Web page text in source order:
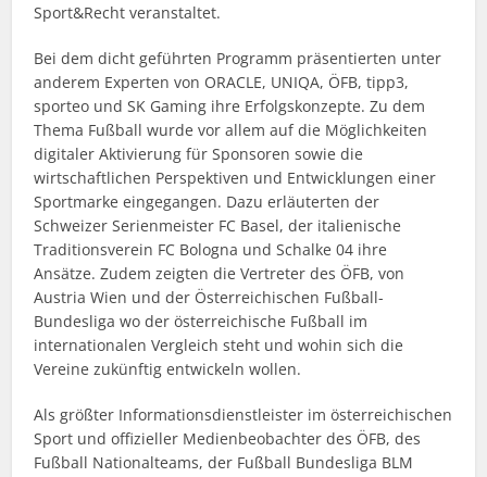
Sport&Recht veranstaltet.
Bei dem dicht geführten Programm präsentierten unter
anderem Experten von ORACLE, UNIQA, ÖFB, tipp3,
sporteo und SK Gaming ihre Erfolgskonzepte. Zu dem
Thema Fußball wurde vor allem auf die Möglichkeiten
digitaler Aktivierung für Sponsoren sowie die
wirtschaftlichen Perspektiven und Entwicklungen einer
Sportmarke eingegangen. Dazu erläuterten der
Schweizer Serienmeister FC Basel, der italienische
Traditionsverein FC Bologna und Schalke 04 ihre
Ansätze. Zudem zeigten die Vertreter des ÖFB, von
Austria Wien und der Österreichischen Fußball-
Bundesliga wo der österreichische Fußball im
internationalen Vergleich steht und wohin sich die
Vereine zukünftig entwickeln wollen.
Als größter Informationsdienstleister im österreichischen
Sport und offizieller Medienbeobachter des ÖFB, des
Fußball Nationalteams, der Fußball Bundesliga BLM